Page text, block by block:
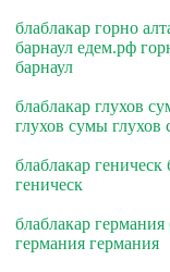
блаблакар горно
барнаул едем.рф
барнаул
блаблакар глухов
глухов сумы глухов
блаблакар
геническ
блаблакар
германия германия